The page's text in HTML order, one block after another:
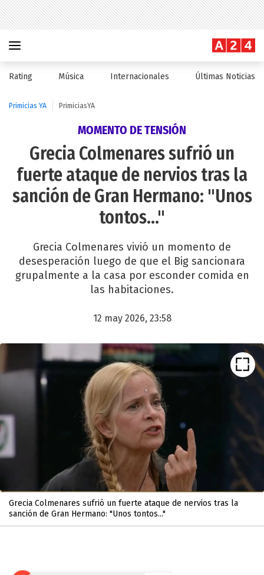
Rating Música Internacionales Últimas Noticias
Primicias YA PrimiciasYA
MOMENTO DE TENSIÓN
Grecia Colmenares sufrió un
fuerte ataque de nervios tras la
sanción de Gran Hermano: "Unos
tontos..."
Grecia Colmenares vivió un momento de
desesperación luego de que el Big sancionara
grupalmente a la casa por esconder comida en
las habitaciones.
12 may 2026, 23:58
Grecia Colmenares sufrió un fuerte ataque de nervios tras la
sanción de Gran Hermano: "Unos tontos..."